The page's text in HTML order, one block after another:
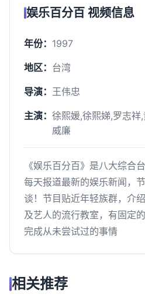
娱乐百分百 视频信息
年份： 1997
地区： 台湾
导演： 王伟忠
主演： 徐熙媛,徐熙娣,罗志祥
威廉
《娱乐百分百》是八大综合
每天报道最新的娱乐新闻，
谈！节目贴近年轻族群，介
及艺人的流行教室，有固定
完成从未尝试过的事情
相关推荐